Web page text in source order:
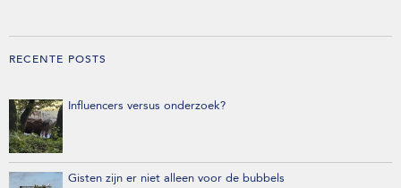
RECENTE POSTS
Influencers versus onderzoek?
Gisten zijn er niet alleen voor de bubbels